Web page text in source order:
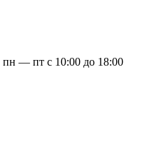
пн — пт с 10:00 до 18:00